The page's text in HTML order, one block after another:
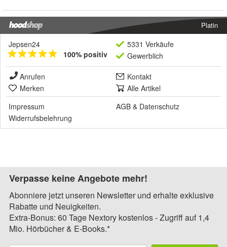
Platin
Jepsen24
100% positiv
5331 Verkäufe
Gewerblich
Anrufen
Kontakt
Merken
Alle Artikel
Impressum
AGB & Datenschutz
Widerrufsbelehrung
Verpasse keine Angebote mehr!
Abonniere jetzt unseren Newsletter und erhalte exklusive
Rabatte und Neuigkeiten.
Extra-Bonus: 60 Tage Nextory kostenlos - Zugriff auf 1,4
Mio. Hörbücher & E-Books.*